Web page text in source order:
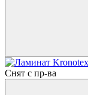
Снят с пр-ва